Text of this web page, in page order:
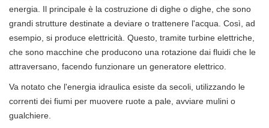
energia. Il principale è la costruzione di dighe o dighe, che sono
grandi strutture destinate a deviare o trattenere l'acqua. Così, ad
esempio, si produce elettricità. Questo, tramite turbine elettriche,
che sono macchine che producono una rotazione dai fluidi che le
attraversano, facendo funzionare un generatore elettrico.
Va notato che l'energia idraulica esiste da secoli, utilizzando le
correnti dei fiumi per muovere ruote a pale, avviare mulini o
gualchiere.